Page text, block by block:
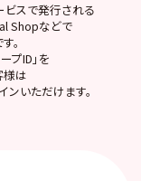
ビスで発行される
Shopなどで
。
プID」を
様は
ンいただけます。